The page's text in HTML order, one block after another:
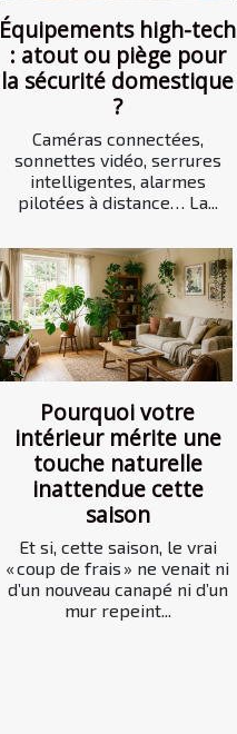
Équipements high-tech
: atout ou piège pour
la sécurité domestique
?
Caméras connectées,
sonnettes vidéo, serrures
intelligentes, alarmes
pilotées à distance… La...
Pourquoi votre
intérieur mérite une
touche naturelle
inattendue cette
saison
Et si, cette saison, le vrai
« coup de frais » ne venait ni
d’un nouveau canapé ni d’un
mur repeint...